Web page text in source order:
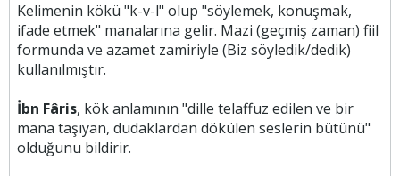
Kelimenin kökü "k-v-l" olup "söylemek, konuşmak,
ifade etmek" manalarına gelir. Mazi (geçmiş zaman) fiil
formunda ve azamet zamiriyle (Biz söyledik/dedik)
kullanılmıştır.
İbn Fâris, kök anlamının "dille telaffuz edilen ve bir
mana taşıyan, dudaklardan dökülen seslerin bütünü"
olduğunu bildirir.